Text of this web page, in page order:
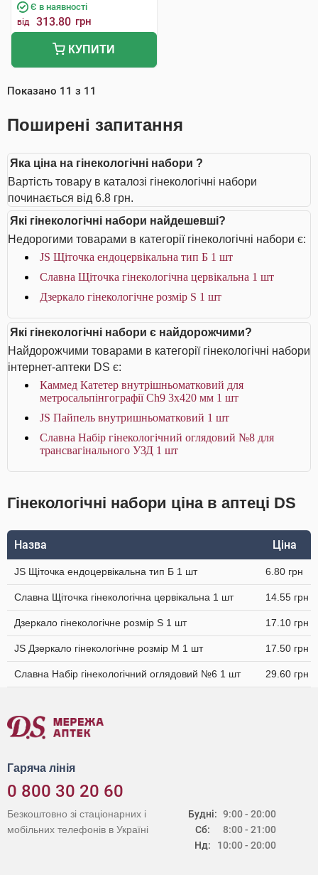
Є в наявності
від 313.80 грн
КУПИТИ
Показано 11 з 11
Поширені запитання
Яка ціна на гінекологічні набори ?
Вартість товару в каталозі гінекологічні набори
починається від 6.8 грн.
Які гінекологічні набори найдешевші?
Недорогими товарами в категорії гінекологічні набори є:
JS Щіточка ендоцервікальна тип Б 1 шт
Славна Щіточка гінекологічна цервікальна 1 шт
Дзеркало гінекологічне розмір S 1 шт
Які гінекологічні набори є найдорожчими?
Найдорожчими товарами в категорії гінекологічні набори
інтернет-аптеки DS є:
Каммед Катетер внутрішньоматковий для
метросальпінгографії Ch9 3x420 мм 1 шт
JS Пайпель внутришньоматковий 1 шт
Славна Набір гінекологічний оглядовий №8 для
трансвагінального УЗД 1 шт
Гінекологічні набори ціна в аптеці DS
Назва Ціна
JS Щіточка ендоцервікальна тип Б 1 шт 6.80 грн
Славна Щіточка гінекологічна цервікальна 1 шт 14.55 грн
Дзеркало гінекологічне розмір S 1 шт 17.10 грн
JS Дзеркало гінекологічне розмір M 1 шт 17.50 грн
Славна Набір гінекологічний оглядовий №6 1 шт 29.60 грн
Гаряча лінія
0 800 30 20 60
Будні:
Сб:
Нд:
9:00 - 20:00
8:00 - 21:00
10:00 - 20:00
Безкоштовно зі стаціонарних і
мобільних телефонів в Україні